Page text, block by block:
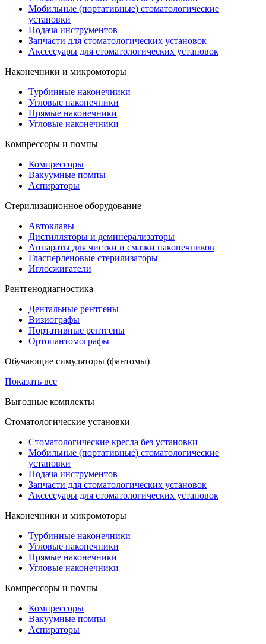
Мобильные (портативные) стоматологические
установки
Подача инструментов
Запчасти для стоматологических установок
Аксессуары для стоматологических установок
Наконечники и микромоторы
Турбинные наконечники
Угловые наконечники
Прямые наконечники
Угловые наконечники
Компрессоры и помпы
Компрессоры
Вакуумные помпы
Аспираторы
Стерилизационное оборудование
Автоклавы
Дистилляторы и деминерализаторы
Аппараты для чистки и смазки наконечников
Гласперленовые стерилизаторы
Иглосжигатели
Рентгенодиагностика
Дентальные рентгены
Визиографы
Портативные рентгены
Ортопантомографы
Обучающие симуляторы (фантомы)
Показать все
Выгодные комплекты
Стоматологические установки
Стоматологические кресла без установки
Мобильные (портативные) стоматологические
установки
Подача инструментов
Запчасти для стоматологических установок
Аксессуары для стоматологических установок
Наконечники и микромоторы
Турбинные наконечники
Угловые наконечники
Прямые наконечники
Угловые наконечники
Компрессоры и помпы
Компрессоры
Вакуумные помпы
Аспираторы